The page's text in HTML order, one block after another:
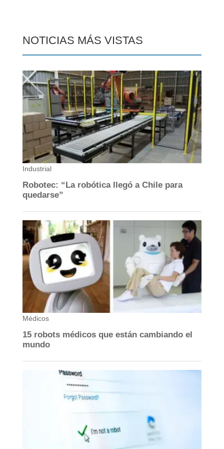
NOTICIAS MÁS VISTAS